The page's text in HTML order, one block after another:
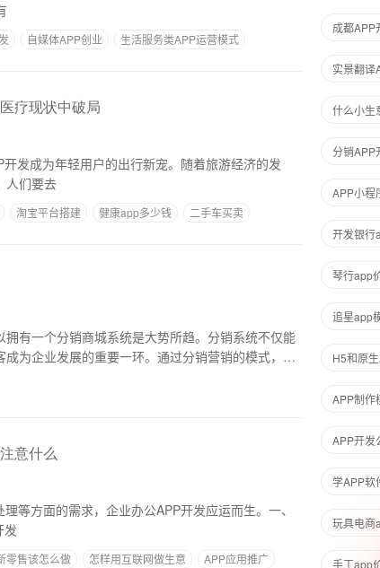
自媒体APP创业
生活服务类APP运营模式
疗现状中破局
发成为年轻用户的出行新宠。随着旅游经济的发
人们要去
淘宝平台搭建 健康app多少钱 二手车买卖
有一个分销商城系统是大势所趋。分销系统不仅能
为企业发展的重要一环。通过分销营销的模式，社
意什么
等方面的需求，企业办公APP开发应运而生。一、
发
零售该怎么做 怎样用互联网做生意
APP应用推广
成都APP
实景翻译
什么小生
分销APP
APP小程
开发银行
琴行app
追星app
H5和原
APP制作
APP开发
学APP软
玩具电商
手工app